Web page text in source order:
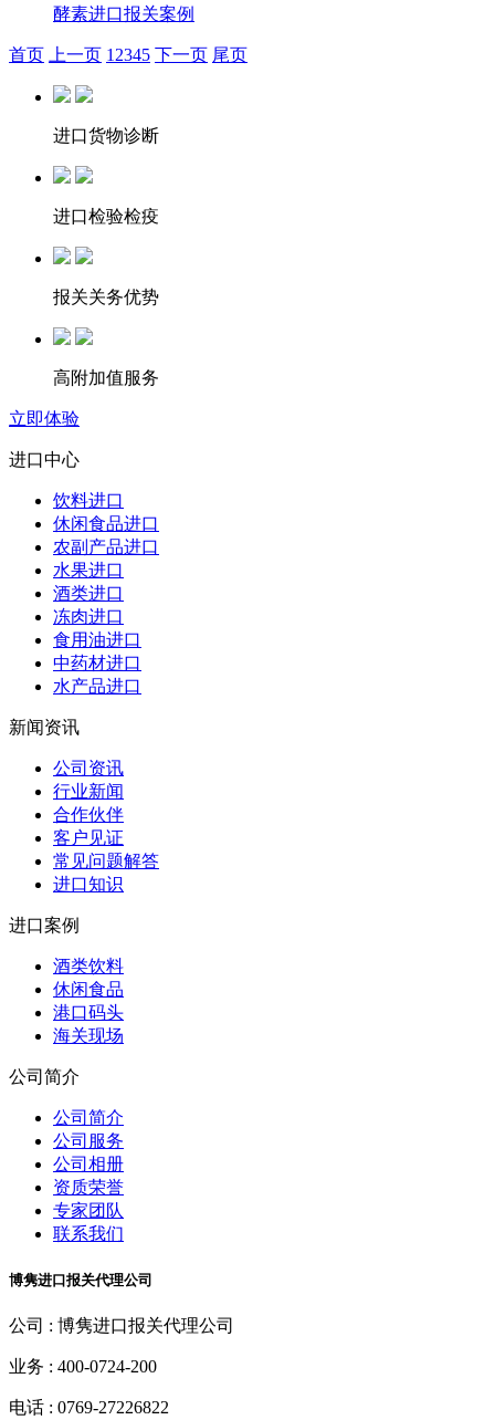
酵素进口报关案例
首页 上一页 1 2345 下一页 尾页
进口货物诊断
进口检验检疫
报关关务优势
高附加值服务
立即体验
进口中心
饮料进口
休闲食品进口
农副产品进口
水果进口
酒类进口
冻肉进口
食用油进口
中药材进口
水产品进口
新闻资讯
公司资讯
行业新闻
合作伙伴
客户见证
常见问题解答
进口知识
进口案例
酒类饮料
休闲食品
港口码头
海关现场
公司简介
公司简介
公司服务
公司相册
资质荣誉
专家团队
联系我们
博隽进口报关代理公司
公司 : 博隽进口报关代理公司
业务 : 400-0724-200
电话 : 0769-27226822